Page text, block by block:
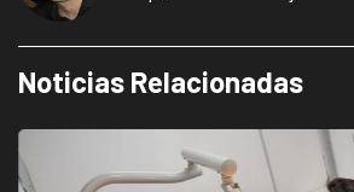
Noticias Relacionadas